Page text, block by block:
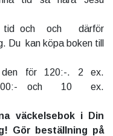
tid och och därför
Du kan köpa boken till
den för 120:-. 2 ex.
och 10 ex.
väckelsebok i Din
Gör beställning på